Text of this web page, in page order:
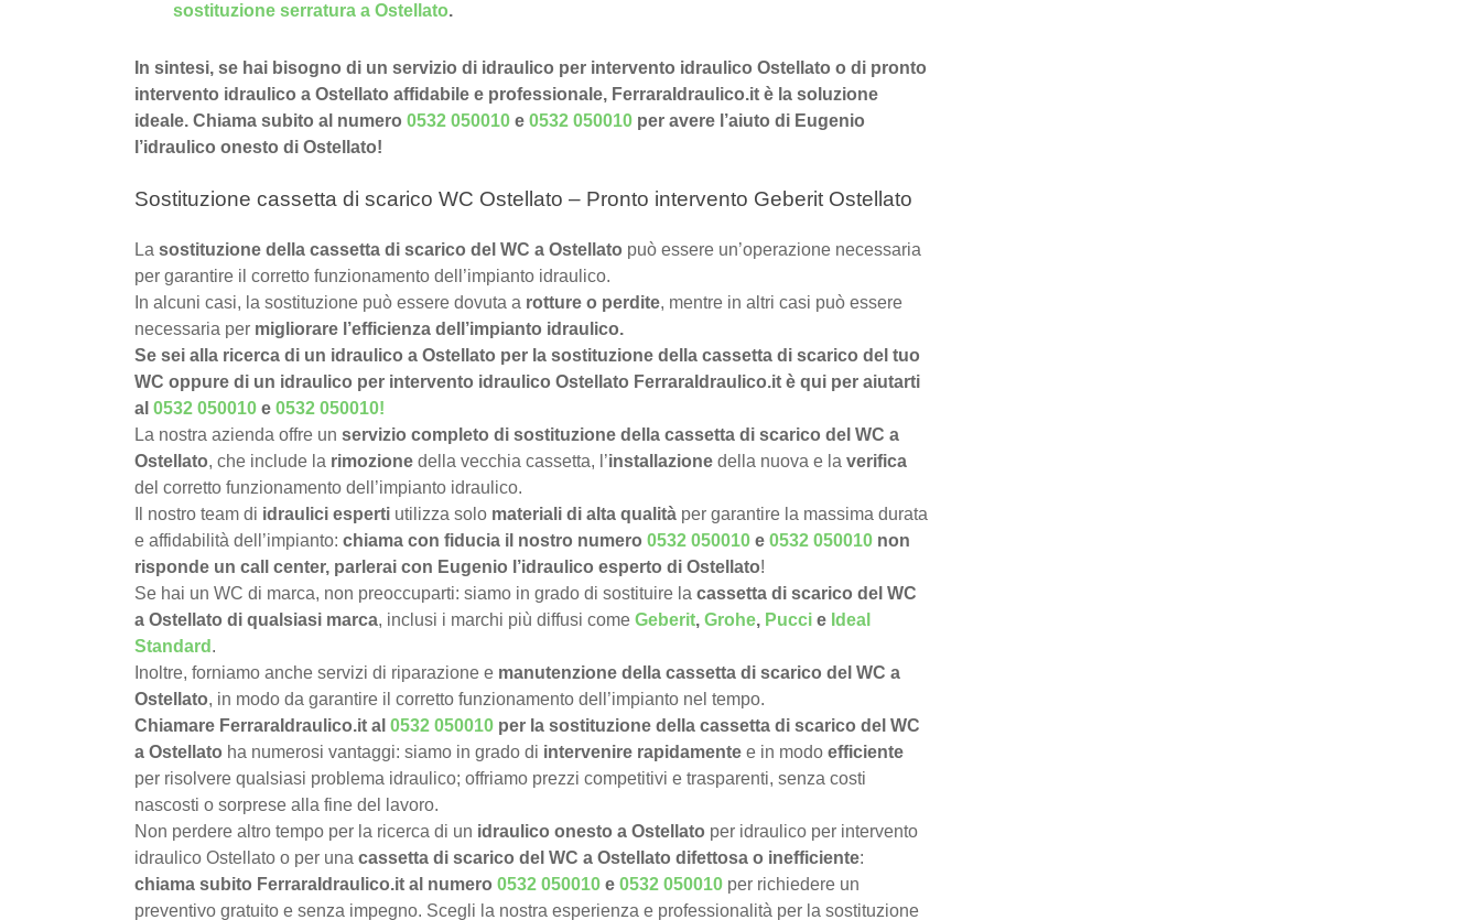
sostituzione serratura a Ostellato.
In sintesi, se hai bisogno di un servizio di idraulico per intervento idraulico Ostellato o di pronto
intervento idraulico a Ostellato affidabile e professionale, FerraraIdraulico.it è la soluzione
ideale. Chiama subito al numero 0532 050010 e 0532 050010 per avere l’aiuto di Eugenio
l’idraulico onesto di Ostellato!
Sostituzione cassetta di scarico WC Ostellato – Pronto intervento Geberit Ostellato
La sostituzione della cassetta di scarico del WC a Ostellato può essere un’operazione necessaria
per garantire il corretto funzionamento dell’impianto idraulico.
In alcuni casi, la sostituzione può essere dovuta a rotture o perdite, mentre in altri casi può essere
necessaria per migliorare l’efficienza dell’impianto idraulico.
Se sei alla ricerca di un idraulico a Ostellato per la sostituzione della cassetta di scarico del tuo
WC oppure di un idraulico per intervento idraulico Ostellato FerraraIdraulico.it è qui per aiutarti
al 0532 050010 e 0532 050010!
La nostra azienda offre un servizio completo di sostituzione della cassetta di scarico del WC a
Ostellato, che include la rimozione della vecchia cassetta, l’installazione della nuova e la verifica
del corretto funzionamento dell’impianto idraulico.
Il nostro team di idraulici esperti utilizza solo materiali di alta qualità per garantire la massima durata
e affidabilità dell’impianto: chiama con fiducia il nostro numero 0532 050010 e 0532 050010 non
risponde un call center, parlerai con Eugenio l’idraulico esperto di Ostellato!
Se hai un WC di marca, non preoccuparti: siamo in grado di sostituire la cassetta di scarico del WC
a Ostellato di qualsiasi marca, inclusi i marchi più diffusi come Geberit, Grohe, Pucci e Ideal
Standard .
Inoltre, forniamo anche servizi di riparazione e manutenzione della cassetta di scarico del WC a
Ostellato, in modo da garantire il corretto funzionamento dell’impianto nel tempo.
Chiamare FerraraIdraulico.it al 0532 050010 per la sostituzione della cassetta di scarico del WC
a Ostellato ha numerosi vantaggi: siamo in grado di intervenire rapidamente e in modo efficiente
per risolvere qualsiasi problema idraulico; offriamo prezzi competitivi e trasparenti, senza costi
nascosti o sorprese alla fine del lavoro.
Non perdere altro tempo per la ricerca di un idraulico onesto a Ostellato per idraulico per intervento
idraulico Ostellato o per una cassetta di scarico del WC a Ostellato difettosa o inefficiente:
chiama subito FerraraIdraulico.it al numero 0532 050010 e 0532 050010 per richiedere un
preventivo gratuito e senza impegno. Scegli la nostra esperienza e professionalità per la sostituzione